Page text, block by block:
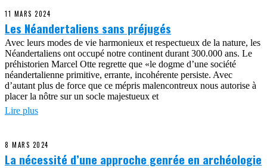
11 MARS 2024
Les Néandertaliens sans préjugés
Avec leurs modes de vie harmonieux et respectueux de la nature, les
Néandertaliens ont occupé notre continent durant 300.000 ans. Le
préhistorien Marcel Otte regrette que «le dogme d’une société
néandertalienne primitive, errante, incohérente persiste. Avec
d’autant plus de force que ce mépris malencontreux nous autorise à
placer la nôtre sur un socle majestueux et
Lire plus
8 MARS 2024
La nécessité d’une approche genrée en archéologie